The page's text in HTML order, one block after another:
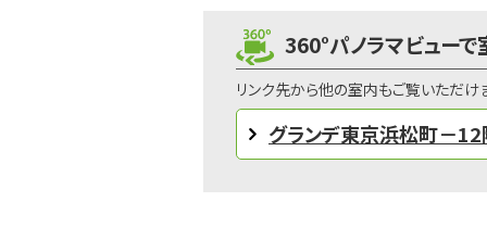
360°パノラマビュー
リンク先から他の室内もご覧いただけ
グランデ東京浜松町－